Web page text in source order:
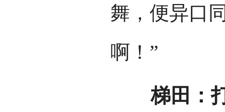
舞，便异口
啊！”
梯田：打